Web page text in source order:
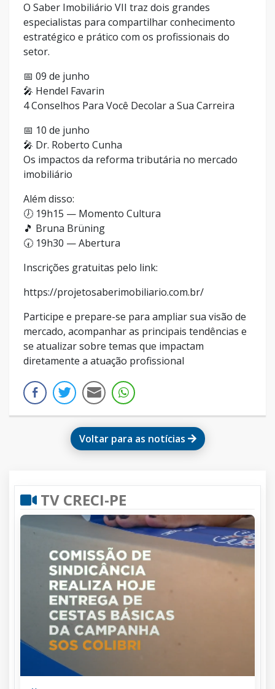
O Saber Imobiliário VII traz dois grandes
especialistas para compartilhar conhecimento
estratégico e prático com os profissionais do
setor.
📅 09 de junho
🎤 Hendel Favarin
4 Conselhos Para Você Decolar a Sua Carreira
📅 10 de junho
🎤 Dr. Roberto Cunha
Os impactos da reforma tributária no mercado
imobiliário
Além disso:
🕖 19h15 — Momento Cultura
🎵 Bruna Brüning
🕢 19h30 — Abertura
Inscrições gratuitas pelo link:
https://projetosaberimobiliario.com.br/
Participe e prepare-se para ampliar sua visão de
mercado, acompanhar as principais tendências e
se atualizar sobre temas que impactam
diretamente a atuação profissional
Voltar para as notícias
TV CRECI-PE
01 março, 2024
PE